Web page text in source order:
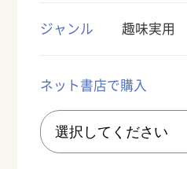
ジャンル 趣味実用
ネット書店で購入